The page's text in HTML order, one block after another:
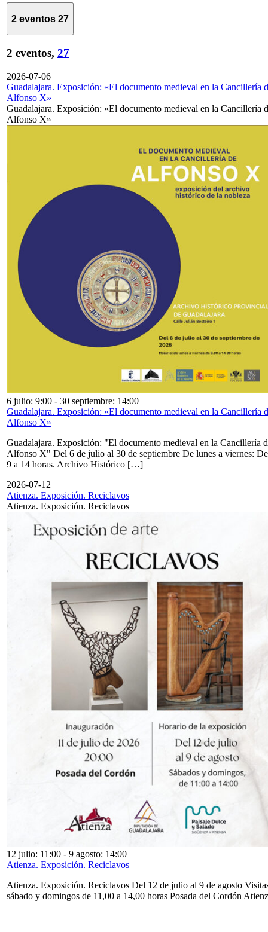
2 eventos 27
2 eventos, 27
2026-07-06
Guadalajara. Exposición: «El documento medieval en la Cancillería
Alfonso X»
Guadalajara. Exposición: «El documento medieval en la Cancillería
Alfonso X»
6 julio: 9:00 - 30 septiembre: 14:00
Guadalajara. Exposición: «El documento medieval en la Cancillería
Alfonso X»
Guadalajara. Exposición: "El documento medieval en la Cancillería
Alfonso X" Del 6 de julio al 30 de septiembre De lunes a viernes: De
9 a 14 horas. Archivo Histórico […]
2026-07-12
Atienza. Exposición. Reciclavos
Atienza. Exposición. Reciclavos
12 julio: 11:00 - 9 agosto: 14:00
Atienza. Exposición. Reciclavos
Atienza. Exposición. Reciclavos Del 12 de julio al 9 de agosto
sábado y domingos de 11,00 a 14,00 horas Posada del Cordón